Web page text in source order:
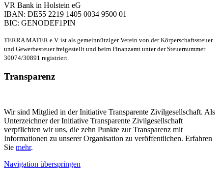
VR Bank in Holstein eG
IBAN: DE55 2219 1405 0034 9500 01
BIC: GENODEF1PIN
TERRA MATER e.V. ist als gemeinnütziger Verein von der Körperschaftssteuer
und Gewerbesteuer freigestellt und beim Finanzamt unter der Steuernummer
30074/30891 registriert.
Transparenz
Wir sind Mitglied in der Initiative Transparente Zivilgesellschaft. Als
Unterzeichner der Initiative Transparente Zivilgesellschaft
verpflichten wir uns, die zehn Punkte zur Transparenz mit
Informationen zu unserer Organisation zu veröffentlichen. Erfahren
Sie mehr.
Navigation überspringen